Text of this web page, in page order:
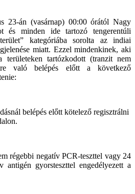
23-án (vasárnap) 00:00 órától Nagy
és minden ide tartozó tengerentúli
kategóriába sorolta az indiai
miatt. Ezzel mindenkinek, aki
területeken tartózkodott (tranzit nem
való belépés előtt a következő
belépés előtt kötelező regisztrálni
régebbi negatív PCR-teszttel vagy 24
antigén gyorsteszttel engedélyezett a